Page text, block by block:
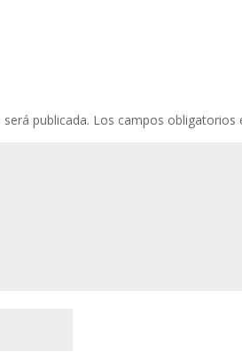
publicada. Los campos